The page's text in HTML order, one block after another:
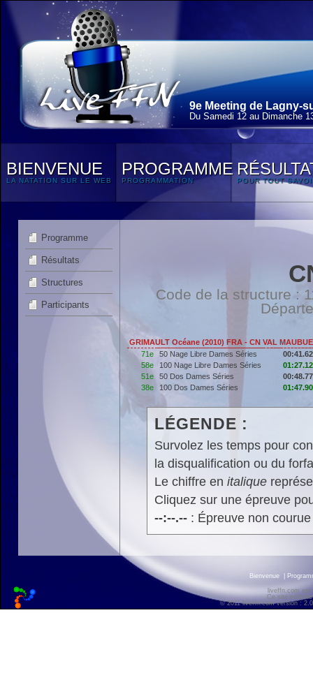
9e Meeting de Lagny-
Du Samedi 12 au Dimanche
BIENVENUE
LA NATATION SUR LE WEB
PROGRAMME
PROGRAMMATION POUR TOUT
Programme
Résultats
Structures
Participants
Code de la structure :
GRIMAULT Océane (2010) FRA - CN VAL
71e
50 Nage Libre Dames Séries
00:41.62
58e
100 Nage Libre Dames Séries
01:27.12
51e
50 Dos Dames Séries
00:48.77
38e
100 Dos Dames Séries 01:47.90
LÉGENDE :
Survolez les temps pour
la disqualification ou du
Le chiffre en italique
Cliquez sur une épreuve
--:--.--: Épreuve non
Bienvenue
liveffn.com est
Ce site
© 2011 liveffn.com version :